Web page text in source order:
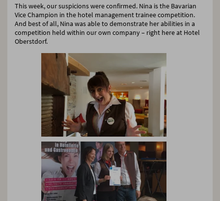
This week, our suspicions were confirmed. Nina is the Bavarian
Vice Champion in the hotel management trainee competition.
And best of all, Nina was able to demonstrate her abilities in a
competition held within our own company – right here at Hotel
Oberstdorf.